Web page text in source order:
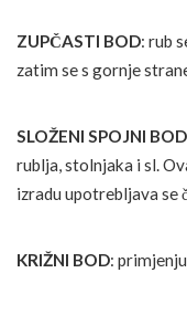
ZUPČASTI BOD: rub
zatim se s gornje
SLOŽENI SPOJNI BOD
rublja, stolnjaka i sl.
izradu upotrebljava se
KRIŽNI BOD: